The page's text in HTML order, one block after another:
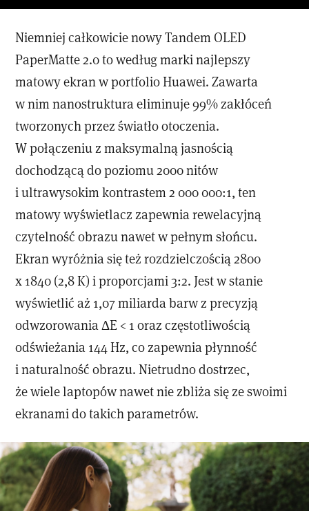
Niemniej całkowicie nowy Tandem OLED
PaperMatte 2.0 to według marki najlepszy
matowy ekran w portfolio Huawei. Zawarta
w nim nanostruktura eliminuje 99% zakłóceń
tworzonych przez światło otoczenia.
W połączeniu z maksymalną jasnością
dochodzącą do poziomu 2000 nitów
i ultrawysokim kontrastem 2 000 000:1, ten
matowy wyświetlacz zapewnia rewelacyjną
czytelność obrazu nawet w pełnym słońcu.
Ekran wyróżnia się też rozdzielczością 2800
x 1840 (2,8 K) i proporcjami 3:2. Jest w stanie
wyświetlić aż 1,07 miliarda barw z precyzją
odwzorowania ΔE < 1 oraz częstotliwością
odświeżania 144 Hz, co zapewnia płynność
i naturalność obrazu. Nietrudno dostrzec,
że wiele laptopów nawet nie zbliża się ze swoimi
ekranami do takich parametrów.